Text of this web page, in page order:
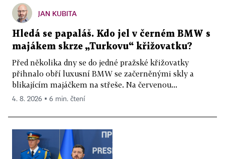
JAN KUBITA
Hledá se papaláš. Kdo jel v černém BMW s
majákem skrze „Turkovu“ křižovatku?
Před několika dny se do jedné pražské křižovatky
přihnalo obří luxusní BMW se začerněnými skly a
blikajícím majáčkem na střeše. Na červenou...
4. 8. 2026 ▪ 6 min. čtení